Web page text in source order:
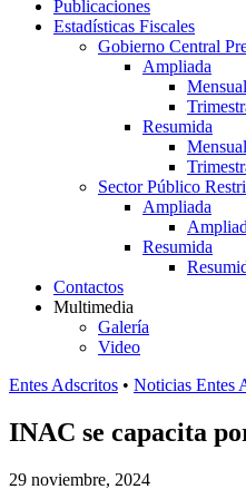
Publicaciones
Estadísticas Fiscales
Gobierno Central
Ampliada
Mensual
Resumida
Mensual
Sector Público
Ampliada
Resumida
Contactos
Multimedia
Galería
Video
Entes Adscritos • Noticias Entes
INAC se capacita
29 noviembre, 2024